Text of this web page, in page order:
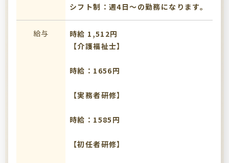
シフト制：週4日～の勤務になります。
給与
時給 1,512円
【介護福祉士】
時給：1656円
【実務者研修】
時給：1585円
【初任者研修】